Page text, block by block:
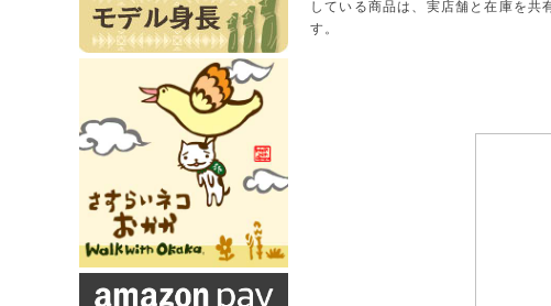
している商品は、実店舗と在庫を
す。